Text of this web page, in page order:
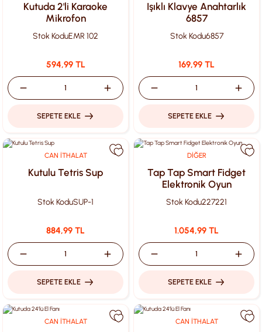
Kutuda 2'li Karaoke
Mikrofon
Stok KoduEMR 102
594,99 TL
SEPETE EKLE
Işıklı Klavye Anahtarlık
6857
Stok Kodu6857
169,99 TL
SEPETE EKLE
CAN İTHALAT
Kutulu Tetris Sup
Stok KoduSUP-1
884,99 TL
SEPETE EKLE
DİĞER
Tap Tap Smart Fidget
Elektronik Oyun
Stok Kodu227221
1.054,99 TL
SEPETE EKLE
CAN İTHALAT CAN İTHALAT